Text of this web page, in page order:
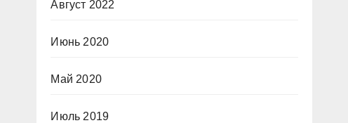
Август 2022
Июнь 2020
Май 2020
Июль 2019